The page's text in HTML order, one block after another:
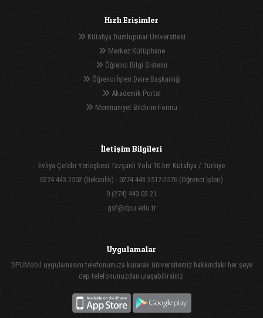
Hızlı Erişimler
Kütahya Dumlupınar Üniversitesi
Merkez Kütüphane
Öğrenci Bilgi Sistemi
Öğrenci İşleri Daire Başkanlığı
Akademik Portal
Memnuniyet Bildirim Formu
İletişim Bilgileri
Evliya Çelebi Yerleşkesi Tavşanlı Yolu 10.km Kütahya / Türkiye
0274 443 2502 (Dekanlık) - 0274 443 2517-2576 (Öğrenci İşleri)
0 (274) 443 03 21
gsf@dpu.edu.tr
Uygulamalar
DPUMobil uygulamasını telefonunuza kurarak üniversitemiz hakkındaki her şeye
cep telefonunuzdan ulaşabilirsiniz.